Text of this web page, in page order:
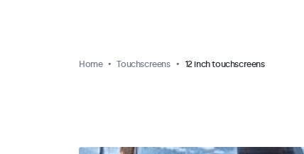
Home Touchscreens 12 inch touchscreens